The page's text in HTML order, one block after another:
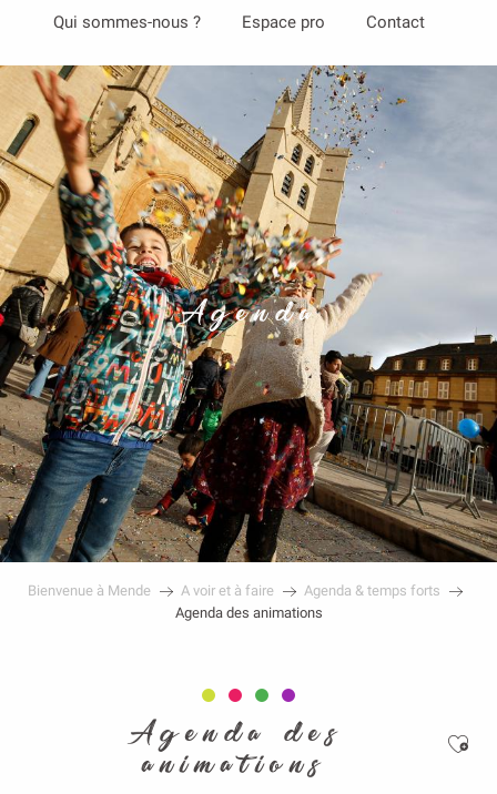
contenu
principal
Qui sommes-nous ? Espace pro Contact
Agenda
Bienvenue à Mende A voir et à faire
Agenda & temps forts
Agenda des animations
Agenda des
animations